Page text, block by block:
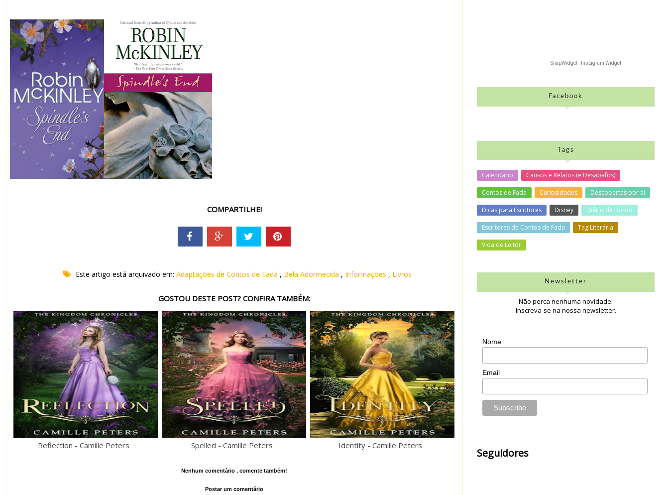
COMPARTILHE!
Este artigo está arquivado em:Adaptações de Contos de Fada , Bela Adormecida , Informações , Livros
GOSTOU DESTE POST? CONFIRA TAMBÉM:
Reflection - Camille Peters Spelled - Camille Peters Identity - Camille Peters
Nenhum comentário , comente também!
Postar um comentário
SnapWidget · Instagram Widget
Facebook
Tags
Calendário Causos e Relatos (e Desabafos)
Contos de Fada Curiosidades Descobertas por aí
Dicas para Escritores Disney Diário de Bordo
Escritores de Contos de Fada Tag Literária
Vida de Leitor
Newsletter
Não perca nenhuma novidade!
Inscreva-se na nossa newsletter.
Nome
Email
Seguidores